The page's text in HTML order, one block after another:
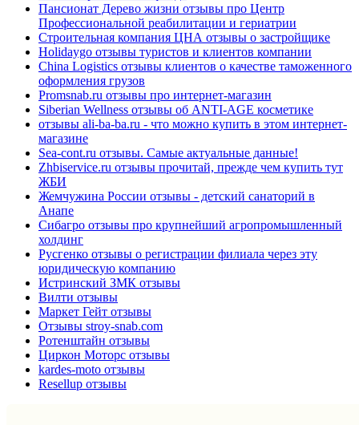
Пансионат Дерево жизни отзывы про Центр
Профессиональной реабилитации и гериатрии
Строительная компания ЦНА отзывы о застройщике
Holidaygo отзывы туристов и клиентов компании
China Logistics отзывы клиентов о качестве таможенного
оформления грузов
Promsnab.ru отзывы про интернет-магазин
Siberian Wellness отзывы об ANTI-AGE косметике
отзывы ali-ba-ba.ru - что можно купить в этом интернет-
магазине
Sea-cont.ru отзывы. Самые актуальные данные!
Zhbiservice.ru отзывы прочитай, прежде чем купить тут
ЖБИ
Жемчужина России отзывы - детский санаторий в
Анапе
Сибагро отзывы про крупнейший агропромышленный
холдинг
Русгенко отзывы о регистрации филиала через эту
юридическую компанию
Истринский ЗМК отзывы
Вилти отзывы
Маркет Гейт отзывы
Отзывы stroy-snab.com
Ротенштайн отзывы
Циркон Моторс отзывы
kardes-moto отзывы
Resellup отзывы